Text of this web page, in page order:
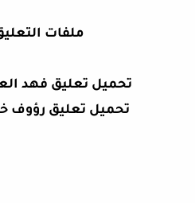
ملفات
تحميل تعليق فهد
تحميل تعليق رؤوف